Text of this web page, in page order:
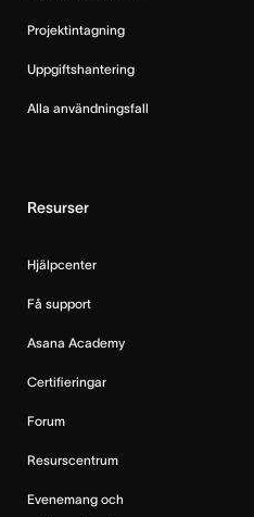
Projektintagning
Uppgiftshantering
Alla användningsfall
Resurser
Hjälpcenter
Få support
Asana Academy
Certifieringar
Forum
Resurscentrum
Evenemang och